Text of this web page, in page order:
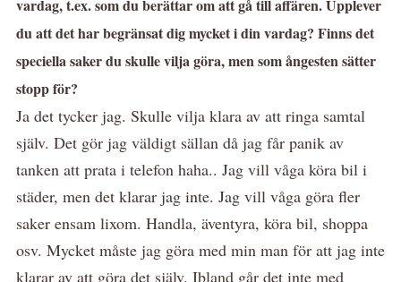
vardag, t.ex. som du berättar om att gå till affären. Upplever
du att det har begränsat dig mycket i din vardag? Finns det
speciella saker du skulle vilja göra, men som ångesten sätter
stopp för?
Ja det tycker jag. Skulle vilja klara av att ringa samtal
själv. Det gör jag väldigt sällan då jag får panik av
tanken att prata i telefon haha.. Jag vill våga köra bil i
städer, men det klarar jag inte. Jag vill våga göra fler
saker ensam lixom. Handla, äventyra, köra bil, shoppa
osv. Mycket måste jag göra med min man för att jag inte
klarar av att göra det själv. Ibland går det inte med